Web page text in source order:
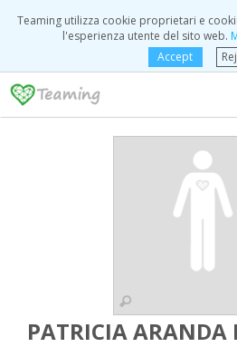
Teaming utilizza cookie proprietari e
l'esperienza utente del sito web.
Accept
PATRICIA ARANDA